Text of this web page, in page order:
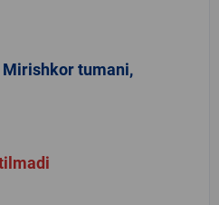
Mirishkor tumani,